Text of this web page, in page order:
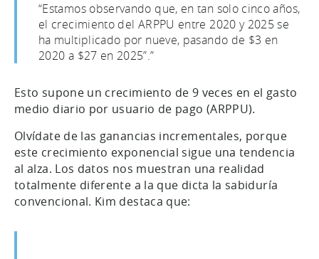
“Estamos observando que, en tan solo cinco años,
el crecimiento del ARPPU entre 2020 y 2025 se
ha multiplicado por nueve, pasando de $3 en
2020 a $27 en 2025”.”
Esto supone un crecimiento de 9 veces en el gasto
medio diario por usuario de pago (ARPPU).
Olvídate de las ganancias incrementales, porque
este crecimiento exponencial sigue una tendencia
al alza. Los datos nos muestran una realidad
totalmente diferente a la que dicta la sabiduría
convencional. Kim destaca que: